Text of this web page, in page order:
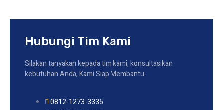
Hubungi Tim Kami
Silakan tanyakan kepada tim kami, konsultasikan
kebutuhan Anda, Kami Siap Membantu.
0812-1273-3335